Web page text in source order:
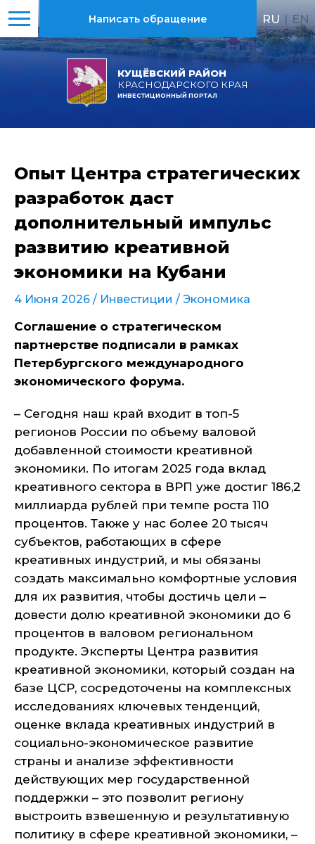
КУЩЁВСКИЙ РАЙОН
КРАСНОДАРСКОГО КРАЯ
ИНВЕСТИЦИОННЫЙ ПОРТАЛ
Написать обращение RU | EN
Опыт Центра стратегических
разработок даст
дополнительный импульс
развитию креативной
экономики на Кубани
4 Июня 2026 / Инвестиции / Экономика
Соглашение о стратегическом
партнерстве подписали в рамках
Петербургского международного
экономического форума.
– Сегодня наш край входит в топ-5
регионов России по объему валовой
добавленной стоимости креативной
экономики. По итогам 2025 года вклад
креативного сектора в ВРП уже достиг 186,2
миллиарда рублей при темпе роста 110
процентов. Также у нас более 20 тысяч
субъектов, работающих в сфере
креативных индустрий, и мы обязаны
создать максимально комфортные условия
для их развития, чтобы достичь цели –
довести долю креативной экономики до 6
процентов в валовом региональном
продукте. Эксперты Центра развития
креативной экономики, который создан на
базе ЦСР, сосредоточены на комплексных
исследованиях ключевых тенденций,
оценке вклада креативных индустрий в
социально-экономическое развитие
страны и анализе эффективности
действующих мер государственной
поддержки – это позволит региону
выстроить взвешенную и результативную
политику в сфере креативной экономики, –